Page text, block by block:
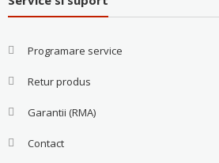
Programare service
Retur produs
Garantii (RMA)
Contact